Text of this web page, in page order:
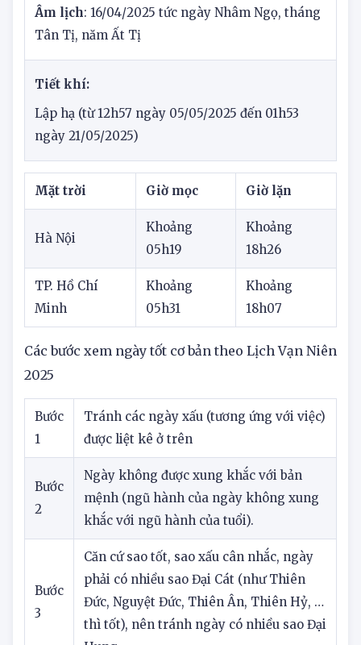
Âm lịch
: 16/04/2025 tức ngày Nhâm Ngọ, tháng
Tiết khí:
Lập hạ (từ 12h57 ngày 05/05/2025 đến 01h53
ngày 21/05/2025)
Giờ mọc Giờ lặn
Hà Nội
05h19
18h26
Minh
05h31
18h07
Các bước xem ngày tốt cơ bản theo Lịch Vạn Niên
2025
Tránh các ngày xấu (tương ứng với việc)
được liệt kê ở trên
2
Ngày không được xung khắc với bản
mệnh (ngũ hành của ngày không xung
khắc với ngũ hành của tuổi).
Căn cứ sao tốt, sao xấu cân nhắc, ngày
phải có nhiều sao Đại Cát (như Thiên
Đức, Nguyệt Đức, Thiên Ân, Thiên Hỷ, …